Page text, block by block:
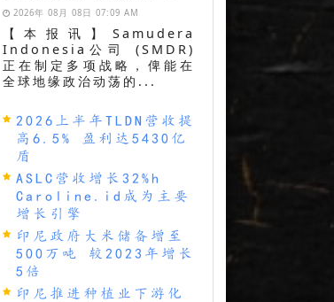
2026年 08月 08日 07:09 AM
【本报讯】Samudera
Indonesia公司 (SMDR)
正在制定多项战略，俾能在
全球地缘政治动荡的...
2026上半年TLDN营收提
高6.5% 盈利达5430亿
盾
ASLC营收增长32%h
Caroline.id成为主要
增长引擎
印尼政府大米储备增至
500万吨 较2023年增长
5倍
印尼推进种植业下游化